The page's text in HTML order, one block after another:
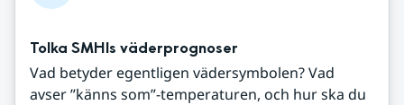
Tolka SMHIs väderprognoser
Vad betyder egentligen vädersymbolen? Vad
avser ”känns som”-temperaturen, och hur ska du